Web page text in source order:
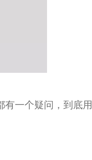
有一个疑问，到底